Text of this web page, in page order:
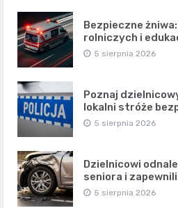
Bezpieczne
rolniczych i
5 sierpnia 2026
Poznaj
lokalni stróże
5 sierpnia 2026
Dzielnicowi
seniora i
5 sierpnia 2026